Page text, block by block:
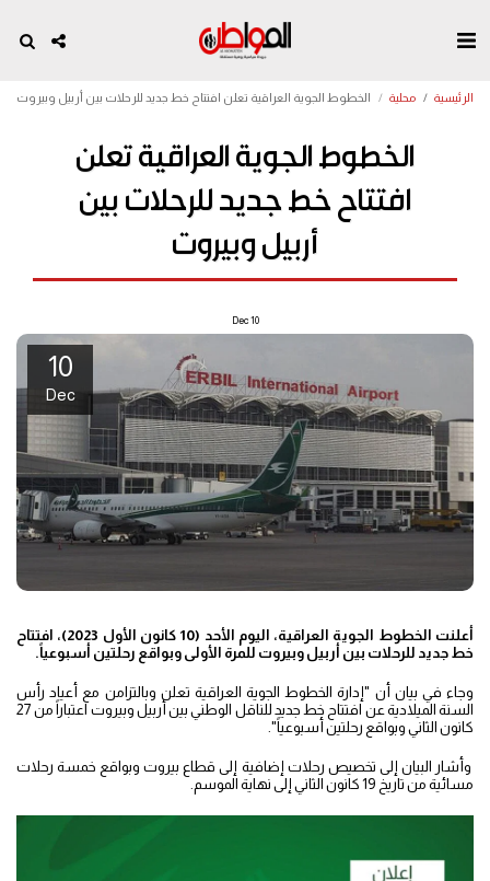
الرئيسية محلية الخطوط الجوية العراقية تعلن افتتاح خط جديد للرحلات بين أربيل وبيروت
الخطوط الجوية العراقية تعلن
افتتاح خط جديد للرحلات بين
أربيل وبيروت
10
Dec
10
Dec
أعلنت الخطوط الجوية العراقية، اليوم الأحد (10 كانون الأول 2023)، افتتاح
خط جديد للرحلات بين أربيل وبيروت للمرة الأولى وبواقع رحلتين أسبوعياً.
وجاء في بيان أن "إدارة الخطوط الجوية العراقية تعلن وبالتزامن مع أعياد رأس
السنة الميلادية عن افتتاح خط جديد للناقل الوطني بين أربيل وبيروت اعتباراً من 27
كانون الثاني وبواقع رحلتين أسبوعياً".
وأشار البيان إلى تخصيص رحلات إضافية إلى قطاع بيروت وبواقع خمسة رحلات
مسائية من تاريخ 19 كانون الثاني إلى نهاية الموسم.